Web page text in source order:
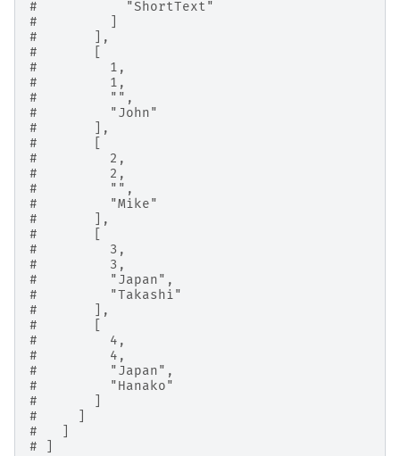
#           "ShortText"
#         ]
#       ],
#       [
#         1,
#         1,
#         "",
#         "John"
#       ],
#       [
#         2,
#         2,
#         "",
#         "Mike"
#       ],
#       [
#         3,
#         3,
#         "Japan",
#         "Takashi"
#       ],
#       [
#         4,
#         4,
#         "Japan",
#         "Hanako"
#       ]
#     ]
#   ]
# ]